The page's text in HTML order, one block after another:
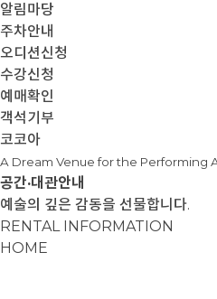
알림마당
주차안내
오디션신청
수강신청
예매확인
객석기부
코코아
A Dream Venue for the Performing
공간·대관안내
예술의 깊은 감동을 선물합니다.
RENTAL INFORMATION
HOME